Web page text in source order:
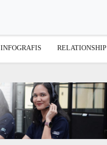
INFOGRAFIS RELATIONSHIP